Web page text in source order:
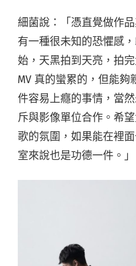
細菌說：「憑直覺做作
有一種很未知的恐懼感
始，天黑拍到天亮，拍
MV 真的蠻累的，但能夠
件容易上癮的事情，當
斥與影像單位合作。希
歌的氛圍，如果能在裡
室來說也是功德一件。」